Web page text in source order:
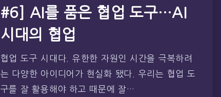
#6] AI를 품은 협업 도구…AI
시대의 협업
협업 도구 시대다. 유한한 자원인 시간을 극복하려
는 다양한 아이디어가 현실화 됐다. 우리는 협업 도
구를 잘 활용해야 하고 때문에 잘…